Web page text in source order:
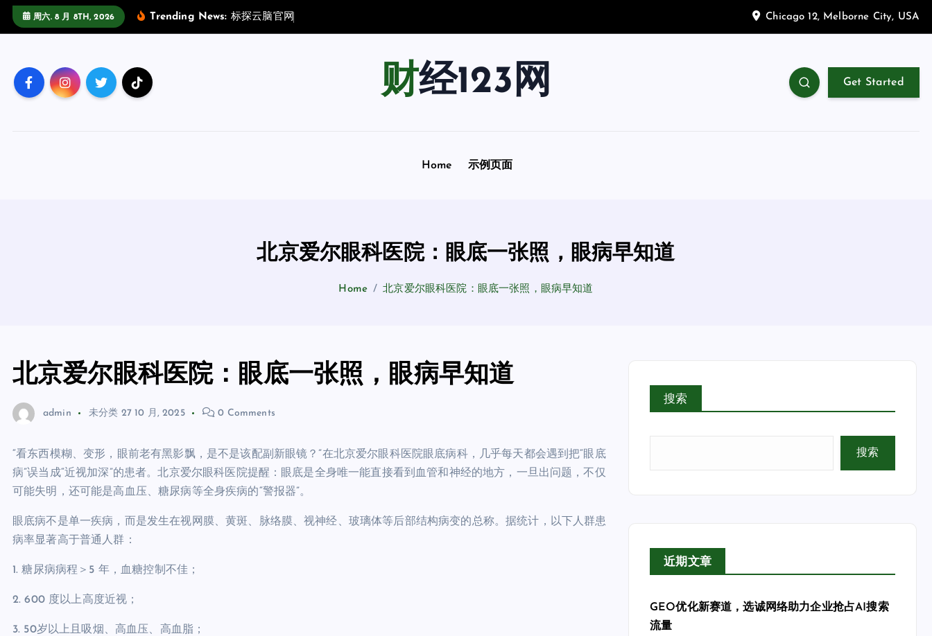
周六. 8 月 8TH, 2026 Trending News: 标探云脑官 网 Chicago 12, Melborne City, USA
财经123网 Get Started
Home 示例页面
北京爱尔眼科医院：眼底一张照，眼病早知道
Home 北京爱尔眼科医院：眼底一张照，眼病早知道
北京爱尔眼科医院：眼底一张照，眼病早知道
admin 未分类 27 10 月, 2025 0 Comments
“看东西模糊、变形，眼前老有黑影飘，是不是该配副新眼镜？”在北京爱尔眼科医院眼底病科，几乎每天都会遇到把“眼底
病”误当成“近视加深”的患者。北京爱尔眼科医院提醒：眼底是全身唯一能直接看到血管和神经的地方，一旦出问题，不仅
可能失明，还可能是高血压、糖尿病等全身疾病的“警报器”。
眼底病不是单一疾病，而是发生在视网膜、黄斑、脉络膜、视神经、玻璃体等后部结构病变的总称。据统计，以下人群患
病率显著高于普通人群：
1. 糖尿病病程＞5 年，血糖控制不佳；
2. 600 度以上高度近视；
3. 50岁以上且吸烟、高血压、高血脂；
搜索
搜索
近期文章
GEO优化新赛道，选诚网络助力企业抢占AI搜索
流量